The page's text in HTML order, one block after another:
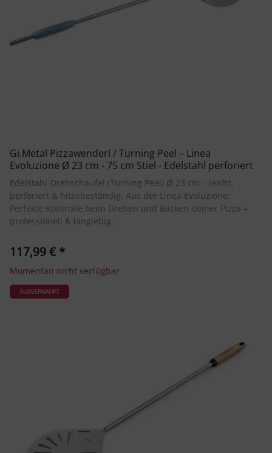
Gi.Metal Pizzawenderl / Turning Peel – Linea
Evoluzione Ø 23 cm - 75 cm Stiel - Edelstahl perforiert
Edelstahl-Drehschaufel (Turning Peel) Ø 23 cm – leicht,
perforiert & hitzebeständig. Aus der Linea Evoluzione:
Perfekte Kontrolle beim Drehen und Backen deiner Pizza –
professionell & langlebig.
117,99 € *
Momentan nicht verfügbar
AUSVERKAUFT